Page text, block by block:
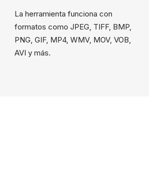
La herramienta funciona con
formatos como JPEG, TIFF, BMP,
PNG, GIF, MP4, WMV, MOV, VOB,
AVI y más.